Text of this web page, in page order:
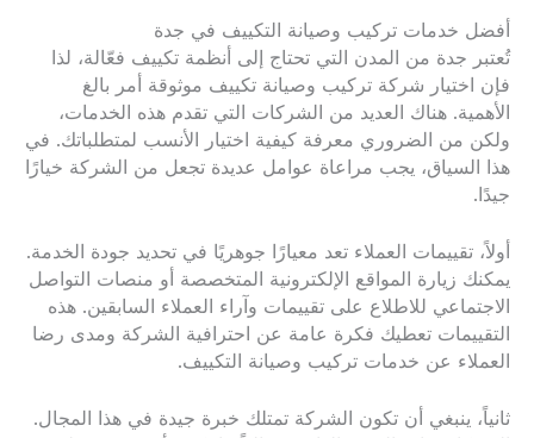
أفضل خدمات تركيب وصيانة التكييف في جدة
تُعتبر جدة من المدن التي تحتاج إلى أنظمة تكييف فعّالة، لذا
فإن اختيار شركة تركيب وصيانة تكييف موثوقة أمر بالغ
الأهمية. هناك العديد من الشركات التي تقدم هذه الخدمات،
ولكن من الضروري معرفة كيفية اختيار الأنسب لمتطلباتك. في
هذا السياق، يجب مراعاة عوامل عديدة تجعل من الشركة خيارًا
جيدًا.
أولاً، تقييمات العملاء تعد معيارًا جوهريًا في تحديد جودة الخدمة.
يمكنك زيارة المواقع الإلكترونية المتخصصة أو منصات التواصل
الاجتماعي للاطلاع على تقييمات وآراء العملاء السابقين. هذه
التقييمات تعطيك فكرة عامة عن احترافية الشركة ومدى رضا
العملاء عن خدمات تركيب وصيانة التكييف.
ثانياً، ينبغي أن تكون الشركة تمتلك خبرة جيدة في هذا المجال.